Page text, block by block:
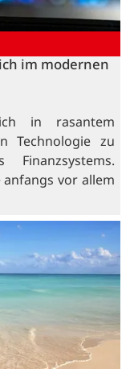
im modernen
in rasantem
Technologie zu
vor allem